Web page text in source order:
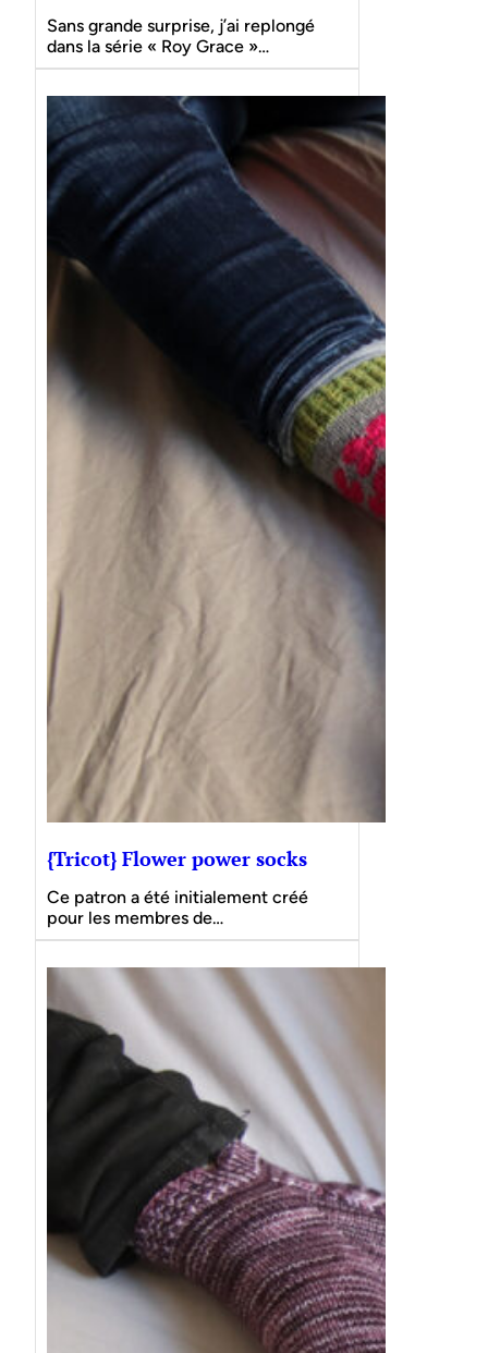
Sans grande surprise, j’ai replongé
dans la série « Roy Grace »…
{Tricot} Flower power socks
Ce patron a été initialement créé
pour les membres de…